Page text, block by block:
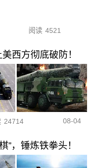
阅读 4521
西方彻底破防！
24714 08-04
”，锤炼铁拳头！